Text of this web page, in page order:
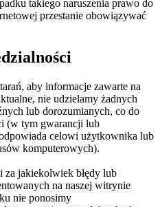
takiego naruszenia prawo do
przestanie obowiązywać
aby informacje zawarte na
nie udzielamy żadnych
lub dorozumianych, co do
(w tym gwarancji lub
celowi użytkownika lub
komputerowych).
jakiekolwiek błędy lub
na naszej witrynie
nie ponosimy